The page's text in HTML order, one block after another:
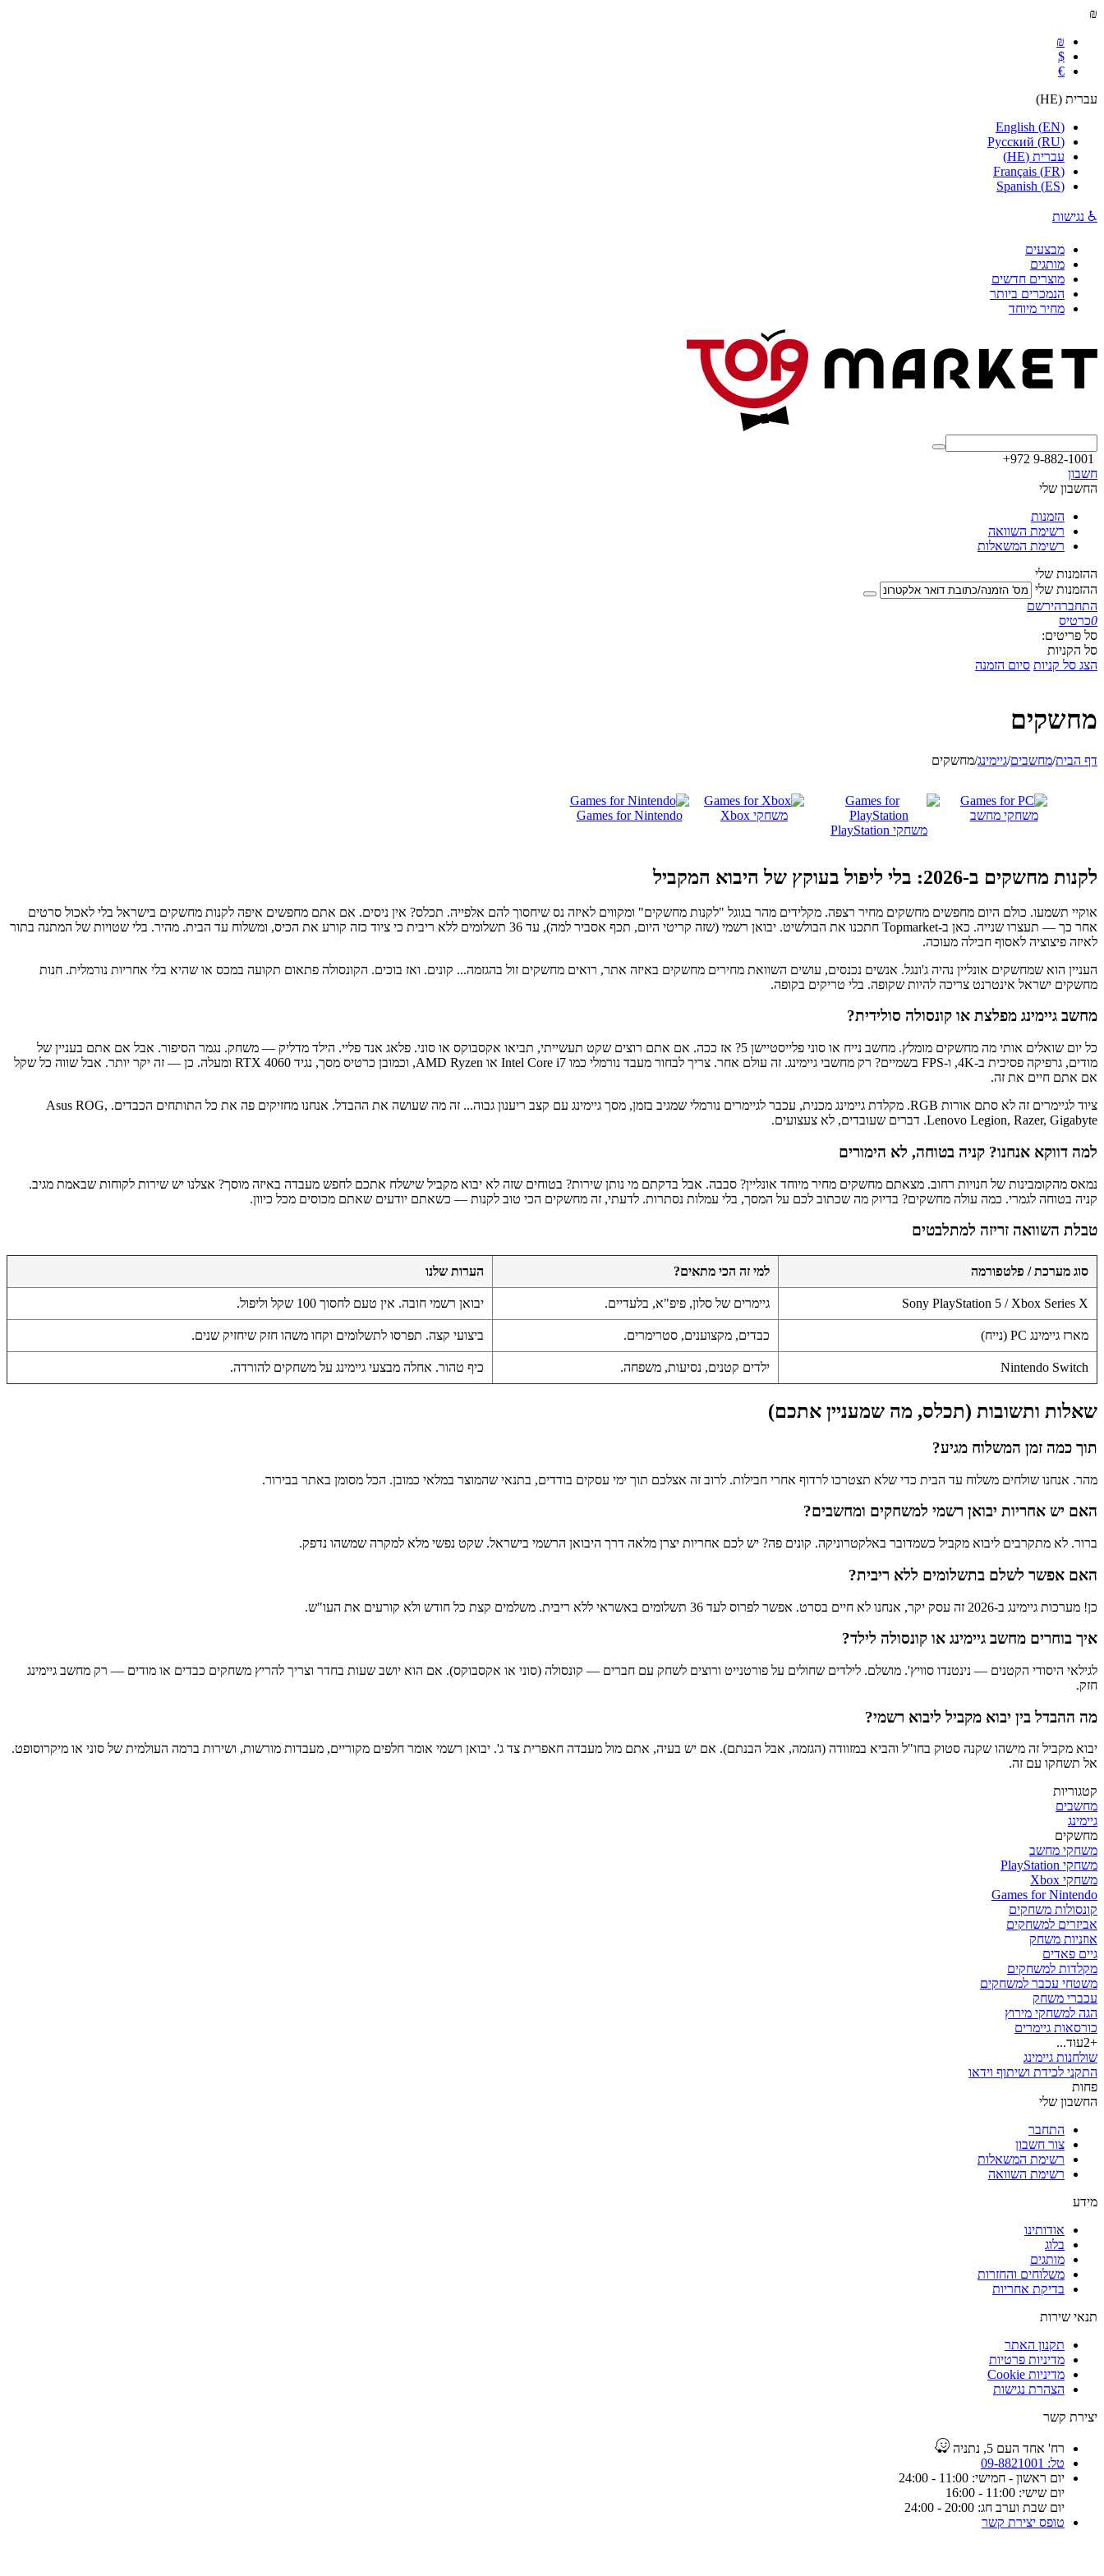
₪
₪
$
€
עברית (
HE
)
English (EN)
Русский (RU)
עברית (
HE
)
Français (FR)
Spanish (ES)
♿ נגישות
מבצעים
מותגים
מוצרים חדשים
הנמכרים ביותר
מחיר מיוחד
+972 9-882-1001
חשבון
החשבון שלי
הזמנות
רשימת השוואה
רשימת המשאלות
ההזמנות שלי
ההזמנות שלי
התחברהירשם
0כרטיס
סל פריטים:
סל הקניות
הצג סל קניות סיום הזמנה
מחשקים
דף הבית/מחשבים/גיימינג/מחשקים
משחקי מחשב
משחקי PlayStation
משחקי Xbox Games for Nintendo
לקנות מחשקים ב-2026: בלי ליפול בעוקץ של היבוא המקביל
אוקיי תשמעו. כולם היום מחפשים מחשקים מחיר רצפה. מקלידים מהר בגוגל "לקנות מחשקים" ומקווים לאיזה נס שיחסוך להם אלפייה. תכלס? אין ניסים. אם אתם מחפשים איפה לקנות מחשקים בישראל בלי לאכול סרטים
אחר כך — תעצרו שנייה. כאן ב-Topmarket חתכנו את הבולשיט. יבואן רשמי (שזה קריטי היום, תכף אסביר למה), עד 36 תשלומים ללא ריבית כי ציוד כזה קורע את הכיס, ומשלוח עד הבית. מהיר. בלי שטויות של המתנה בתור
לאיזה פיצוציה לאסוף חבילה מעוכה.
העניין הוא שמחשקים אונליין נהיה ג'ונגל. אנשים נכנסים, עושים השוואת מחירים מחשקים באיזה אתר, רואים מחשקים זול בהגזמה... קונים. ואז בוכים. הקונסולה פתאום תקועה במכס או שהיא בלי אחריות נורמלית. חנות
מחשקים ישראל אינטרנט צריכה להיות שקופה. בלי טריקים בקופה.
מחשב גיימינג מפלצת או קונסולה סולידית?
כל יום שואלים אותי מה מחשקים מומלץ. מחשב נייח או סוני פלייסטיישן 5? אז ככה. אם אתם רוצים שקט תעשייתי, תביאו אקסבוקס או סוני. פלאג אנד פליי. הילד מדליק — משחק. נגמר הסיפור. אבל אם אתם בעניין של
מודים, גרפיקה פסיכית ב-4K, ו-FPS בשמיים? רק מחשבי גיימינג. זה עולם אחר. צריך לבחור מעבד נורמלי כמו Intel Core i7 או AMD Ryzen, וכמובן כרטיס מסך, נגיד RTX 4060 ומעלה. כן — זה יקר יותר. אבל שווה כל שקל
אם אתם חיים את זה.
ציוד לגיימרים זה לא סתם אורות RGB. מקלדת גיימינג מכנית, עכבר לגיימרים נורמלי שמגיב בזמן, מסך גיימינג עם קצב ריענון גבוה... זה מה שעושה את ההבדל. אנחנו מחזיקים פה את כל התותחים הכבדים. Asus ROG,
Lenovo Legion, Razer, Gigabyte. דברים שעובדים, לא צעצועים.
למה דווקא אנחנו? קניה בטוחה, לא הימורים
נמאס מהקומבינות של חנויות רחוב. מצאתם מחשקים מחיר מיוחד אונליין? סבבה. אבל בדקתם מי נותן שירות? בטוחים שזה לא יבוא מקביל שישלח אתכם לחפש מעבדה באיזה מוסך? אצלנו יש שירות לקוחות שבאמת מגיב.
קניה בטוחה לגמרי. כמה עולה מחשקים? בדיוק מה שכתוב לכם על המסך, בלי עמלות נסתרות. לדעתי, זה מחשקים הכי טוב לקנות — כשאתם יודעים שאתם מכוסים מכל כיוון.
טבלת השוואה זריזה למתלבטים
סוג מערכת / פלטפורמה למי זה הכי מתאים? הערות שלנו
Sony PlayStation 5 / Xbox Series X גיימרים של סלון, פיפ"א, בלעדיים. יבואן רשמי חובה. אין טעם לחסוך 100 שקל וליפול.
מארז גיימינג PC (נייח) כבדים, מקצוענים, סטרימרים. ביצועי קצה. תפרסו לתשלומים וקחו משהו חזק שיחזיק שנים.
Nintendo Switch ילדים קטנים, נסיעות, משפחה. כיף טהור. אחלה מבצעי גיימינג על משחקים להורדה.
שאלות ותשובות (תכלס, מה שמעניין אתכם)
תוך כמה זמן המשלוח מגיע?
מהר. אנחנו שולחים משלוח עד הבית כדי שלא תצטרכו לרדוף אחרי חבילות. לרוב זה אצלכם תוך ימי עסקים בודדים, בתנאי שהמוצר במלאי כמובן. הכל מסומן באתר בבירור.
האם יש אחריות יבואן רשמי למשחקים ומחשבים?
ברור. לא מתקרבים ליבוא מקביל כשמדובר באלקטרוניקה. קונים פה? יש לכם אחריות יצרן מלאה דרך היבואן הרשמי בישראל. שקט נפשי מלא למקרה שמשהו נדפק.
האם אפשר לשלם בתשלומים ללא ריבית?
כן! מערכות גיימינג ב-2026 זה עסק יקר, אנחנו לא חיים בסרט. אפשר לפרוס לעד 36 תשלומים באשראי ללא ריבית. משלמים קצת כל חודש ולא קורעים את העו"ש.
איך בוחרים מחשב גיימינג או קונסולה לילד?
לגילאי היסודי הקטנים — נינטנדו סוויץ'. מושלם. לילדים שחולים על פורטנייט ורוצים לשחק עם חברים — קונסולה (סוני או אקסבוקס). אם הוא יושב שעות בחדר וצריך להריץ משחקים כבדים או מודים — רק מחשב גיימינג
חזק.
מה ההבדל בין יבוא מקביל ליבוא רשמי?
יבוא מקביל זה מישהו שקנה סטוק בחו"ל והביא במזוודה (הגזמה, אבל הבנתם). אם יש בעיה, אתם מול מעבדה חאפרית צד ג'. יבואן רשמי אומר חלפים מקוריים, מעבדות מורשות, ושירות ברמה העולמית של סוני או מיקרוסופט.
אל תשחקו עם זה.
קטגוריות
מחשבים
גיימינג
מחשקים
משחקי מחשב
משחקי PlayStation
משחקי Xbox
Games for Nintendo
קונסולות משחקים
אביזרים למשחקים
אוזניות משחק
גיים פאדים
מקלדות למשחקים
משטחי עכבר למשחקים
עכברי משחק
הגה למשחקי מירוץ
כורסאות גיימרים
+2 עוד...
שולחנות גיימינג
התקני לכידת ושיתוף וידאו
פחות
החשבון שלי
התחבר
צור חשבון
רשימת המשאלות
רשימת השוואה
מידע
אודותינו
בלוג
מותגים
משלוחים והחזרות
בדיקת אחריות
תנאי שירות
תקנון האתר
מדיניות פרטיות
מדיניות Cookie
הצהרת נגישות
יצירת קשר
רח' אחד העם 5, נתניה
טל: 09-8821001
יום ראשון - חמישי: 11:00 - 24:00
יום שישי: 11:00 - 16:00
יום שבת וערב חג: 20:00 - 24:00
טופס יצירת קשר